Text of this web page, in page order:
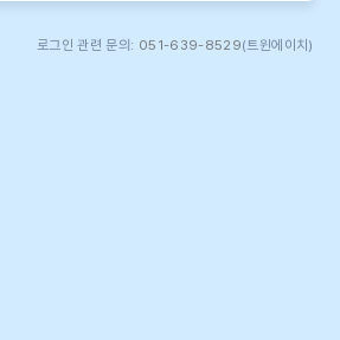
로그인 관련 문의: 051-639-8529(트윈에이치)